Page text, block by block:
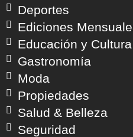
Deportes
Ediciones
Educación y Cultura
Gastronomía
Moda
Propiedades
Salud & Belleza
Seguridad